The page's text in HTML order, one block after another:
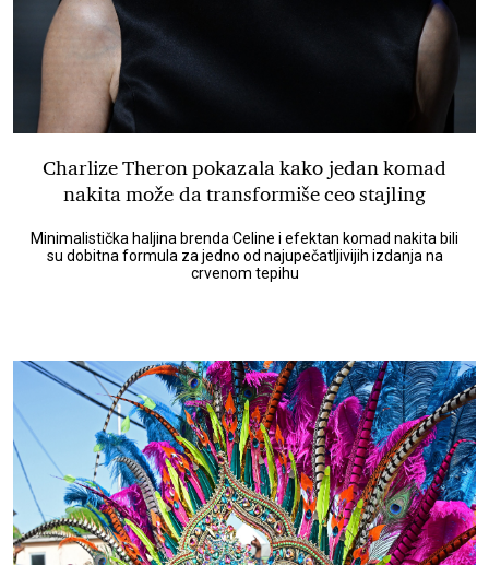
Charlize Theron pokazala kako jedan komad
nakita može da transformiše ceo stajling
Minimalistička haljina brenda Celine i efektan komad nakita bili
su dobitna formula za jedno od najupečatljivijih izdanja na
crvenom tepihu